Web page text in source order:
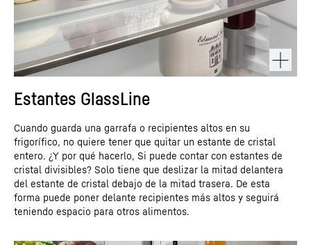
Estantes GlassLine
Cuando guarda una garrafa o recipientes altos en su
frigorífico, no quiere tener que quitar un estante de cristal
entero. ¿Y por qué hacerlo, Si puede contar con estantes de
cristal divisibles? Solo tiene que deslizar la mitad delantera
del estante de cristal debajo de la mitad trasera. De esta
forma puede poner delante recipientes más altos y seguirá
teniendo espacio para otros alimentos.